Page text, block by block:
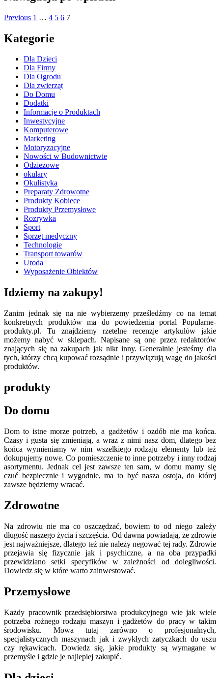
Previous 1 … 4 5 6 7
Kategorie
Dla Dzieci
Dla Firmy
Dla Ogrodu
Dla zwierząt
Do Domu
Dodatki
Informacje o Produktach
Inwestycyjne
Komputerowe
Marketing
Motoryzacyjne
Nowości w Budownictwie
Odzieżowe
okulary
Okulistyka
Preparaty Zdrowotne
Produkty Kobiece
Produkty Przemysłowe
Rozrywka
Sport
Sprzęt medyczny
Technologie
Transport towarów
Uroda
Wyposażenie Obiektów
Idziemy na zakupy!
Zanim jednak się na nie wybierzemy prześledźmy co na temat
konkretnych produktów ma do powiedzenia portal Popularne-
produkty.pl. Tu znajdziemy rzetelne recenzje artykułów jakie
możemy nabyć w sklepach. Napisane są one przez redaktorów
znających się na zakupach jak nikt inny. Generalnie jesteśmy dla
tych, którzy chcą kupować rozsądnie i przywiązują wagę do jakości
produktów.
produkty
Do domu
Dom to istne morze potrzeb, a gadżetów i ozdób nie ma końca.
Czasy i gusta się zmieniają, a wraz z nimi nasz dom, dlatego bez
końca wymieniamy w nim wszelkiego rodzaju elementy lub też
dokupujemy nowe. Co pomieszczenie to inne potrzeby i inny rodzaj
asortymentu. Jednak cel jest zawsze ten sam, w domu mamy się
czuć bezpiecznie i wygodnie, ma to być nasza ostoja, do której
zawsze będziemy wracać.
Zdrowotne
Na zdrowiu nie ma co oszczędzać, bowiem to od niego zależy
długość naszego życia i szczęścia. Od dawna powiadają, że zdrowie
jest najważniejsze, dlatego też nie należy negować tej rady. Zdrowie
przejawia się fizycznie jak i psychiczne, a na oba przypadki
przewidziano setki specyfików w zależności od dolegliwości.
Dowiedz się w które warto zainwestować.
Przemysłowe
Każdy pracownik przedsiębiorstwa produkcyjnego wie jak wiele
potrzeba rożnego rodzaju maszyn i gadżetów do pracy w takim
środowisku. Mowa tutaj zarówno o profesjonalnych,
specjalistycznych maszynach jak i zwykłych zatyczkach do uszu
czy rękawicach. Dowiedz się, jakie produkty są wymagane w
przemyśle i gdzie je najlepiej zakupić.